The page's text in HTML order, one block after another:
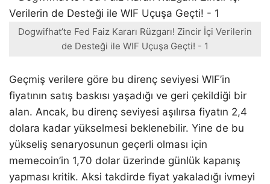
Dogwifhat’te Fed Faiz Kararı Rüzgarı! Zincir İçi Verilerin
de Desteği ile WIF Uçuşa Geçti! - 1
Geçmiş verilere göre bu direnç seviyesi WIF’in
fiyatının satış baskısı yaşadığı ve geri çekildiği bir
alan. Ancak, bu direnç seviyesi aşılırsa fiyatın 2,4
dolara kadar yükselmesi beklenebilir. Yine de bu
yükseliş senaryosunun geçerli olması için
memecoin’in 1,70 dolar üzerinde günlük kapanış
yapması kritik. Aksi takdirde fiyat yakaladığı ivmeyi